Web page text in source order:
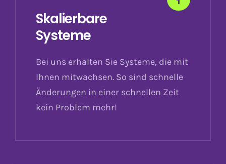
Skalierbare
Systeme
Bei uns erhalten Sie Systeme, die mit
Ihnen mitwachsen. So sind schnelle
Änderungen in einer schnellen Zeit
kein Problem mehr!